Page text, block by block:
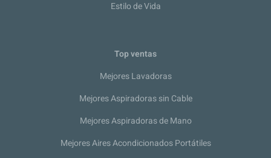
Estilo de Vida
Top ventas
Mejores Lavadoras
Mejores Aspiradoras sin Cable
Mejores Aspiradoras de Mano
Mejores Aires Acondicionados Portátiles